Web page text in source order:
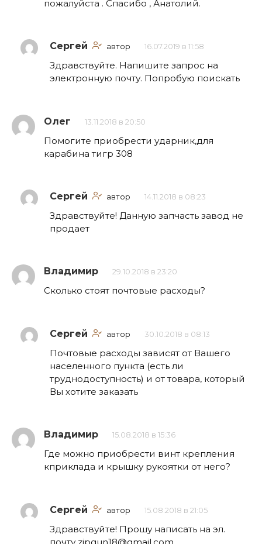
пожалуйста . Спасибо , Анатолий.
Сергей автор 16.07.2019 в 11:58
Здравствуйте. Напишите запрос на
электронную почту. Попробую поискать
Олег 13.11.2018 в 20:50
Помогите приобрести ударник,для
карабина тигр 308
Сергей автор 14.11.2018 в 08:23
Здравствуйте! Данную запчасть завод не
продает
Владимир 29.10.2018 в 23:20
Сколько стоят почтовые расходы?
Сергей автор 30.10.2018 в 08:13
Почтовые расходы зависят от Вашего
населенного пункта (есть ли
труднодоступность) и от товара, который
Вы хотите заказать
Владимир 15.08.2018 в 15:36
Где можно приобрести винт крепления
кприклада и крышку рукоятки от него?
Сергей автор 15.08.2018 в 21:05
Здравствуйте! Прошу написать на эл.
почту zipgun18@gmail.com